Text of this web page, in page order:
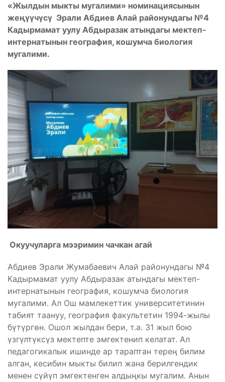
«Жылдын мыкты мугалими» номинациясынын
жеңүүчүсү Эрали Абдиев Алай районундагы №4
Кадырмамат уулу Абдыразак атындагы мектеп-
интернатынын география, кошумча биология
мугалими.
Окуучуларга мээримин чачкан агай
Абдиев Эрали Жумабаевич Алай районундагы №4
Кадырмамат уулу Абдыразак атындагы мектеп-
интернатынын география, кошумча биология
мугалими. Ал Ош мамлекеттик университетинин
табият таануу, география факультетин 1994-жылы
бүтүргөн. Ошол жылдан бери, т.а. 31 жыл бою
үзгүлтүксүз мектепте эмгектенип келатат. Ал
педагогикалык ишинде ар тараптан терең билим
алган, кесибин мыкты билип жана берилгендик
менен сүйүп эмгектенген алдыңкы мугалим. Анын